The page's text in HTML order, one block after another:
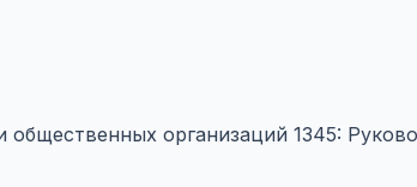
общественных организаций 1345: